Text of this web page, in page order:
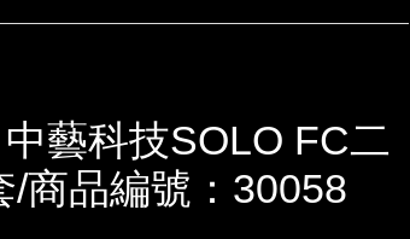
中藝科技SOLO FC二
/商品編號：30058